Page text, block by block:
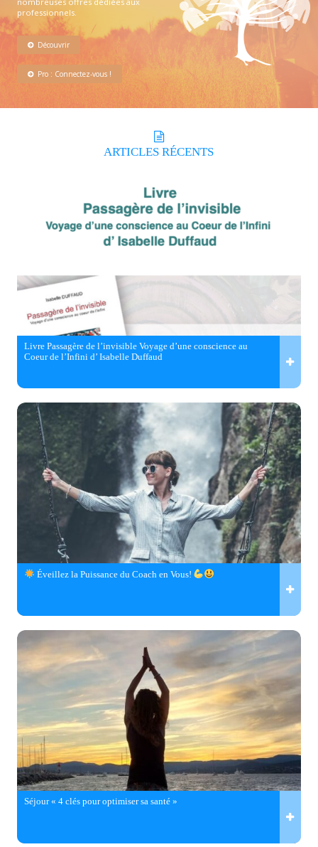
professionnels.
Découvrir
Pro : Connectez-vous !
ARTICLES RÉCENTS
Livre Passagère de l’invisible Voyage d’une conscience au
Coeur de l’Infini d’ Isabelle Duffaud
Éveillez la Puissance du Coach en Vous!
Séjour « 4 clés pour optimiser sa santé »